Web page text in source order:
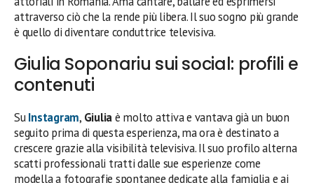
attraverso ciò che la rende più libera. Il suo sogno più grande
è quello di diventare conduttrice televisiva.
Giulia Soponariu sui social: profili e
contenuti
SuInstagram, Giuliaè molto attiva e vantava già un buon
seguito prima di questa esperienza, ma ora è destinato a
crescere grazie alla visibilità televisiva. Il suo profilo alterna
scatti professionali tratti dalle sue esperienze come
modella a fotografie spontanee dedicate alla famiglia e ai